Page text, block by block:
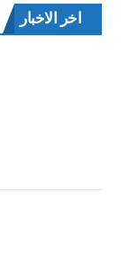
اخر الاخبار